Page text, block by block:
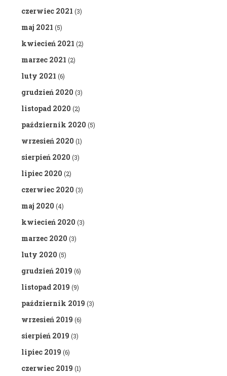
czerwiec 2021 (3)
maj 2021 (5)
kwiecień 2021 (2)
marzec 2021 (2)
luty 2021 (6)
grudzień 2020 (3)
listopad 2020 (2)
październik 2020 (5)
wrzesień 2020 (1)
sierpień 2020 (3)
lipiec 2020 (2)
czerwiec 2020 (3)
maj 2020 (4)
kwiecień 2020 (3)
marzec 2020 (3)
luty 2020 (5)
grudzień 2019 (6)
listopad 2019 (9)
październik 2019 (3)
wrzesień 2019 (6)
sierpień 2019 (3)
lipiec 2019 (6)
czerwiec 2019 (1)